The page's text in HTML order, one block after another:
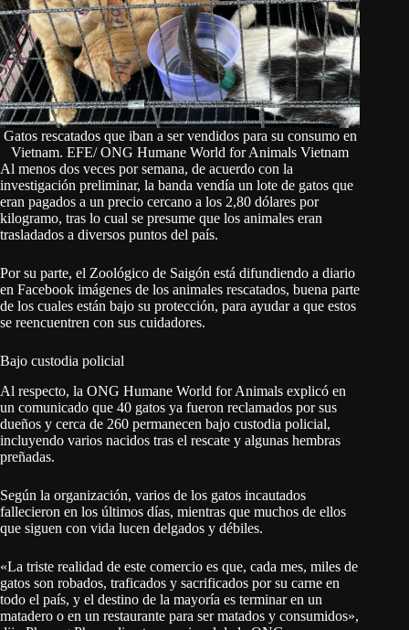
Gatos rescatados que iban a ser vendidos para su consumo en
Vietnam. EFE/ ONG Humane World for Animals Vietnam
Al menos dos veces por semana, de acuerdo con la
investigación preliminar, la banda vendía un lote de gatos que
eran pagados a un precio cercano a los 2,80 dólares por
kilogramo, tras lo cual se presume que los animales eran
trasladados a diversos puntos del país.
Por su parte, el Zoológico de Saigón está difundiendo a diario
en Facebook imágenes de los animales rescatados, buena parte
de los cuales están bajo su protección, para ayudar a que estos
se reencuentren con sus cuidadores.
Bajo custodia policial
Al respecto, la ONG Humane World for Animals explicó en
un comunicado que 40 gatos ya fueron reclamados por sus
dueños y cerca de 260 permanecen bajo custodia policial,
incluyendo varios nacidos tras el rescate y algunas hembras
preñadas.
Según la organización, varios de los gatos incautados
fallecieron en los últimos días, mientras que muchos de ellos
que siguen con vida lucen delgados y débiles.
«La triste realidad de este comercio es que, cada mes, miles de
gatos son robados, traficados y sacrificados por su carne en
todo el país, y el destino de la mayoría es terminar en un
matadero o en un restaurante para ser matados y consumidos»,